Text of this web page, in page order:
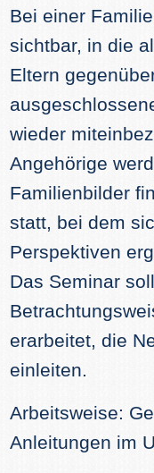
Bei einer
sichtbar, in die
Eltern
wieder
Angehörige
Familienbilder
statt, bei dem
Perspektiven
Das Seminar
erarbeitet, die
einleiten.
Arbeitsweise:
Anleitungen im